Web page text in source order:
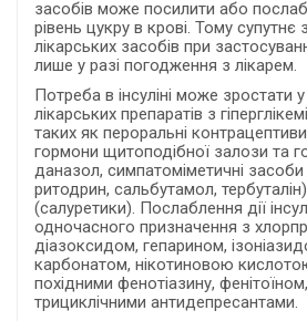
засобів може посилити або
рівень цукру в крові. Тому супутнє
лікарських засобів при
лише у разі погодження з лікарем.
Потреба в інсуліні може зростати
лікарських препаратів з
таких як пероральні
гормони щитоподібної залози та
даназол, симпатоміметичні
ритодрин, сальбутамол,
(салуретики). Послаблення дії
одночасного призначення з
діазоксидом, гепарином,
карбонатом, нікотиновою
похідними фенотіазину,
трициклічними антидепресантами.